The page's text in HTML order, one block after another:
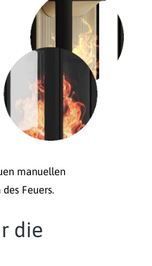
manuellen
Feuers.
die